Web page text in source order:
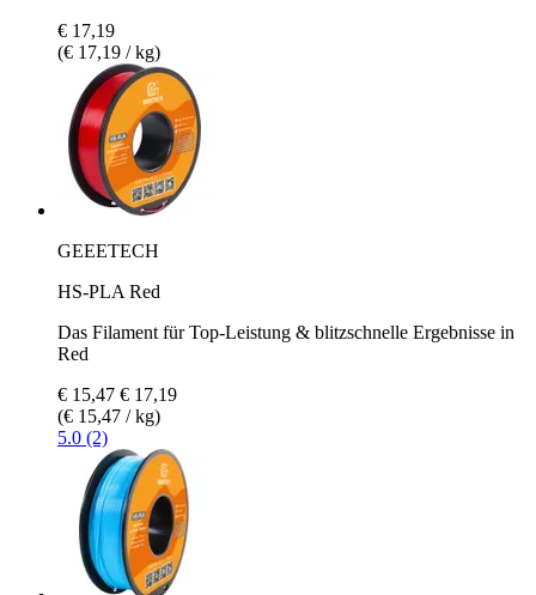
€ 17,19
(€ 17,19 / kg)
GEEETECH
HS-PLA Red
Das Filament für Top-Leistung & blitzschnelle Ergebnisse in
Red
€ 15,47 € 17,19
(€ 15,47 / kg)
5.0 (2)